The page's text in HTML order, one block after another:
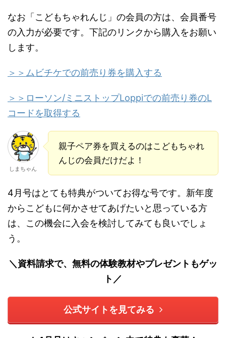
なお「こどもちゃれんじ」の会員の方は、会員番号
の入力が必要です。下記のリンクから購入をお願い
します。
＞＞ムビチケでの前売り券を購入する
＞＞ローソン/ミニストップLoppiでの前売り券のL
コードを取得する
しまちゃん
親子ペア券を買えるのはこどもちゃれ
んじの会員だけだよ！
4月号はとても特典がついてお得な号です。新年度
からこどもに何かさせてあげたいと思っている方
は、この機会に入会を検討してみても良いでしょ
う。
＼資料請求で、無料の体験教材やプレゼントもゲッ
ト／
公式サイトを見てみる